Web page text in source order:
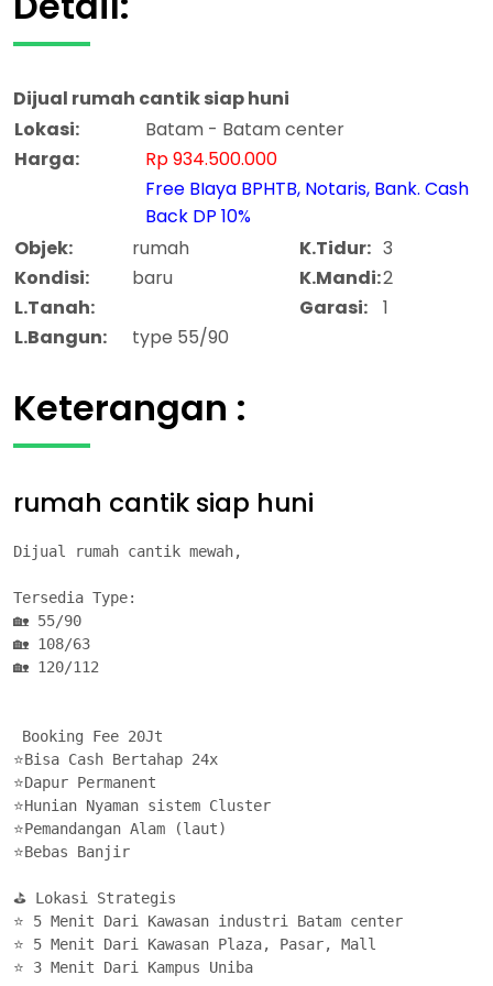
Dijual rumah cantik siap huni
Lokasi:
Batam - Batam center
Harga:
Rp 934.500.000
Free BIaya BPHTB, Notaris, Bank. Cash
Back DP 10%
Objek:
rumah K.Tidur: 3
Kondisi:
baru K.Mandi:2
L.Tanah:
Garasi:
1
L.Bangun:
type 55/90
Keterangan :
rumah cantik siap huni
Dijual rumah cantik mewah,
Tersedia Type:
🏡 55/90
🏡 108/63
🏡 120/112
Booking Fee 20Jt
⭐Bisa Cash Bertahap 24x
⭐Dapur Permanent
⭐Hunian Nyaman sistem Cluster
⭐Pemandangan Alam (laut)
⭐Bebas Banjir
⛳ Lokasi Strategis
⭐ 5 Menit Dari Kawasan industri Batam center
⭐ 5 Menit Dari Kawasan Plaza, Pasar, Mall
⭐ 3 Menit Dari Kampus Uniba